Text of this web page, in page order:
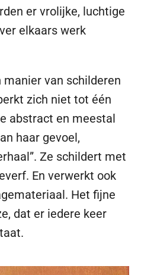
er vrolijke, luchtige
elkaars werk
manier van schilderen
zich niet tot één
abstract en meestal
haar gevoel,
Ze schildert met
En verwerkt ook
Het fijne
dat er iedere keer